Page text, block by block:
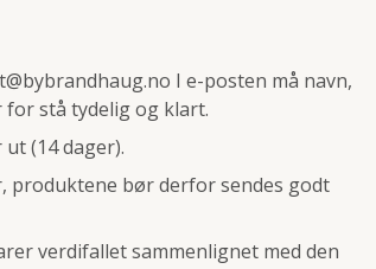
I e-posten må navn,
stå tydelig og klart.
(14 dager).
produktene bør derfor sendes godt
verdifallet sammenlignet med den